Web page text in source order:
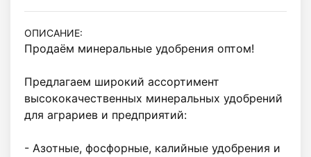
ОПИСАНИЕ:
Продаём минеральные удобрения оптом!
Предлагаем широкий ассортимент
высококачественных минеральных удобрений
для аграриев и предприятий:
- Азотные, фосфорные, калийные удобрения и